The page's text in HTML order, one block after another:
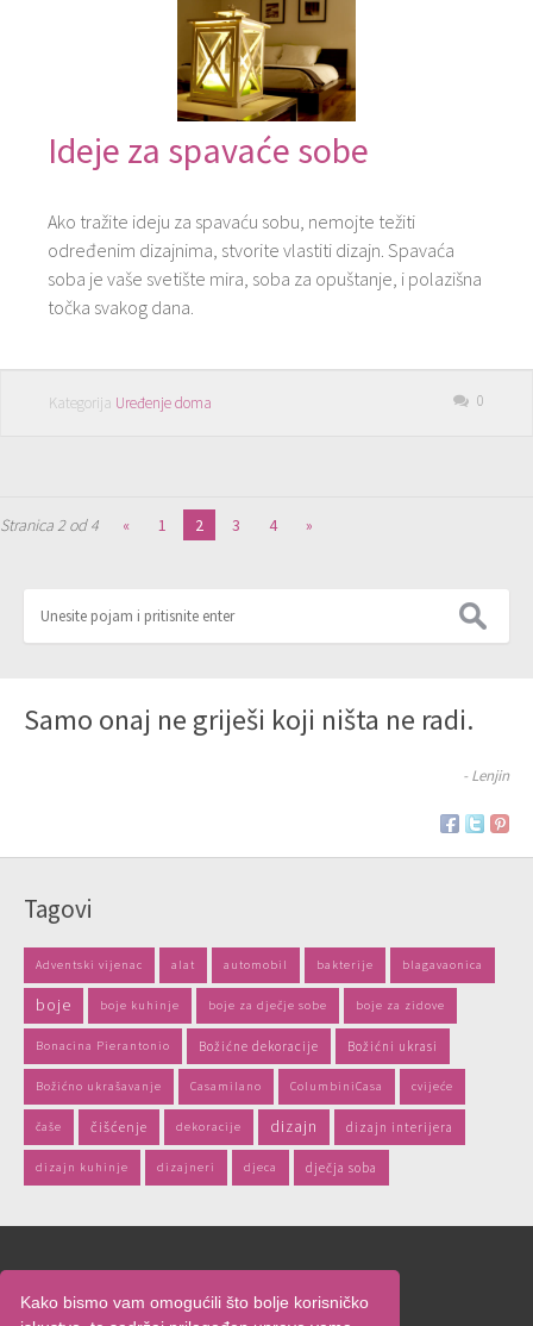
Kako bismo vam omogućili što bolje korisničko
Ideje za spavaće sobe
Ako tražite ideju za spavaću sobu, nemojte težiti
određenim dizajnima, stvorite vlastiti dizajn. Spavaća
soba je vaše svetište mira, soba za opuštanje, i polazišna
točka svakog dana.
Kategorija Uređenje doma 0
Stranica 2 od 4 « 1 2 3 4 »
Samo onaj ne griješi koji ništa ne radi.
- Lenjin
Tagovi
Adventski vijenac alat automobil bakterije blagavaonica
boje boje kuhinje boje za dječje sobe boje za zidove
Bonacina Pierantonio Božićne dekoracije Božićni ukrasi
Božićno ukrašavanje Casamilano ColumbiniCasa cvijeće
čaše čišćenje dekoracije dizajn dizajn interijera
dizajn kuhinje dizajneri djeca dječja soba